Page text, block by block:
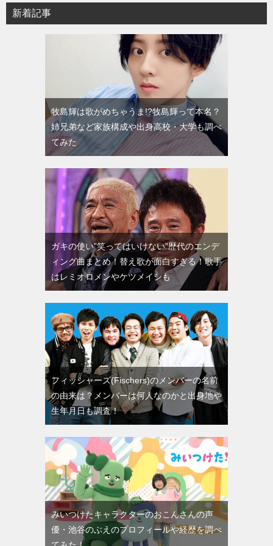
新着記事
牧島輝は歌がめちゃうま!?牧島輝って本名？
姉兄弟など家族構成や出身高校・大学も調べ
てみた
ガキの使い”笑ってはいけない”歴代のエンデ
ィング曲まとめ！替え歌が面白すぎる！歌手
はレミオロメンやケツメイシも
フィッシャーズ(Fischers)のメンバーの名前
の由来は？メンバーは何人なのかと出身地や
生年月日も調査！
みいつけたキャラクターのおこんさんの声
優・池谷のぶえのプロフィールや経歴を調べ